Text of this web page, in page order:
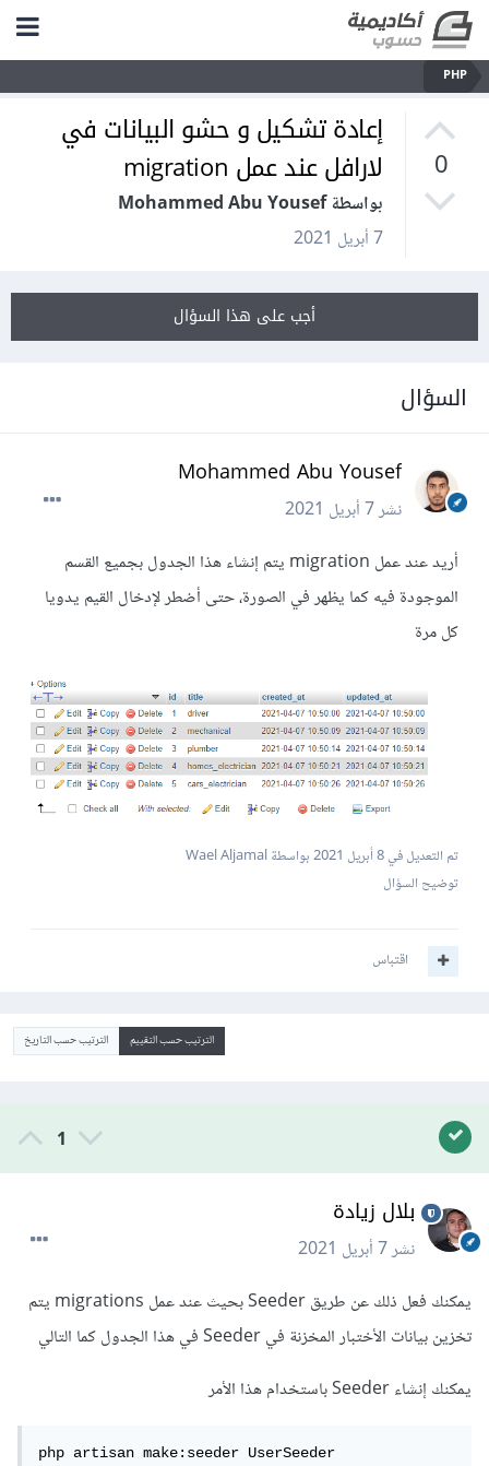
PHP
0
إعادة تشكيل و حشو البيانات في
لارافل عند عمل migration
بواسطة Mohammed Abu Yousef
7 أبريل 2021
أجب على هذا السؤال
السؤال
Mohammed Abu Yousef
نشر7 أبريل 2021
أريد عند عمل migration يتم إنشاء هذا الجدول بجميع القسم
الموجودة فيه كما يظهر في الصورة، حتى أضطر لإدخال القيم يدويا
كل مرة
تم التعديل في8 أبريل 2021
بواسطة Wael Aljamal
توضيح السؤال
اقتباس
الترتيب حسب التقييم الترتيب حسب التاريخ
1
بلال زيادة
نشر7 أبريل 2021
يمكنك فعل ذلك عن طريق Seeder بحيث عند عمل migrations يتم
تخزين بيانات الأختبار المخزنة في Seeder في هذا الجدول كما التالي
يمكنك إنشاء Seeder باستخدام هذا الأمر
php artisan make:seeder UserSeeder